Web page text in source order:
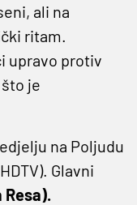
ali na
ritam.
upravo protiv
je
na Poljudu
Glavni
Resa).